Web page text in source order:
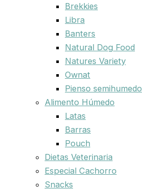
Brekkies
Libra
Banters
Natural Dog Food
Natures Variety
Ownat
Pienso semihumedo
Alimento Húmedo
Latas
Barras
Pouch
Dietas Veterinaria
Especial Cachorro
Snacks